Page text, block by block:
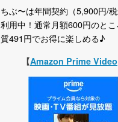
ちぶ〜は年間契約（5,900円/
利用中！通常月額600円のと
質491円でお得に楽しめる♪
【Amazon Prime Video